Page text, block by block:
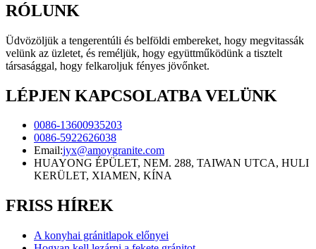
RÓLUNK
Üdvözöljük a tengerentúli és belföldi embereket, hogy megvitassák
velünk az üzletet, és reméljük, hogy együttműködünk a tisztelt
társasággal, hogy felkaroljuk fényes jövőnket.
LÉPJEN KAPCSOLATBA VELÜNK
0086-13600935203
0086-5922626038
Email:jyx@amoygranite.com
HUAYONG ÉPÜLET, NEM. 288, TAIWAN UTCA, HULI
KERÜLET, XIAMEN, KÍNA
FRISS HÍREK
A konyhai gránitlapok előnyei